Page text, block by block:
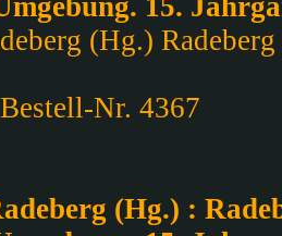
15.
(Hg.)
Nr. 4367
(Hg.) :